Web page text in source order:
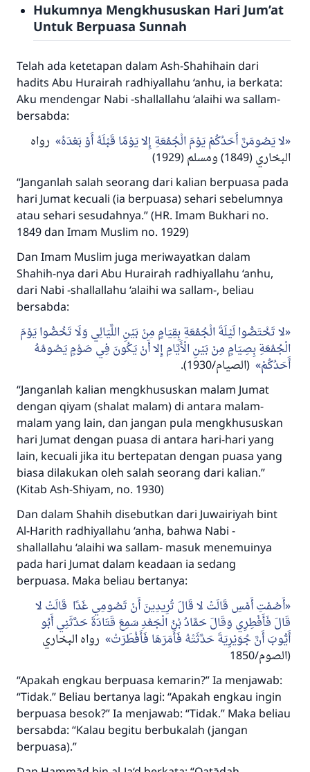
Hukumnya Mengkhususkan Hari Jum’at
Untuk Berpuasa Sunnah
Telah ada ketetapan dalam Ash-Shahihain dari
hadits Abu Hurairah radhiyallahu ‘anhu, ia berkata:
Aku mendengar Nabi -shallallahu ‘alaihi wa sallam-
bersabda:
لا يَصُومَنَّ أَحَدُكُمْ يَوْمَ الْجُمُعَةِ إِلا يَوْمًا قَبْلَهُ أَوْ بَعْدَهُ
رواه
البخاري (1849) ومسلم (1929)
“Janganlah salah seorang dari kalian berpuasa pada
hari Jumat kecuali (ia berpuasa) sehari sebelumnya
atau sehari sesudahnya.” (HR. Imam Bukhari no.
1849 dan Imam Muslim no. 1929)
Dan Imam Muslim juga meriwayatkan dalam
Shahih-nya dari Abu Hurairah radhiyallahu ‘anhu,
dari Nabi -shallallahu ‘alaihi wa sallam-, beliau
bersabda:
لا تَخْتَصُّوا لَيْلَةَ الْجُمُعَةِ بِقِيَامٍ مِنْ بَيْنِ اللَّيَالِي وَلَا تَخُصُّوا يَوْمَ
الْجُمُعَةِ بِصِيَامٍ مِنْ بَيْنِ الْأَيَّامِ إِلا أَنْ يَكُونَ فِي صَوْمٍ يَصُومُهُ
أَحَدُكُمْ
(الصيام/1930).
“Janganlah kalian mengkhususkan malam Jumat
dengan qiyam (shalat malam) di antara malam-
malam yang lain, dan jangan pula mengkhususkan
hari Jumat dengan puasa di antara hari-hari yang
lain, kecuali jika itu bertepatan dengan puasa yang
biasa dilakukan oleh salah seorang dari kalian.”
(Kitab Ash-Shiyam, no. 1930)
Dan dalam Shahih disebutkan dari Juwairiyah bint
Al-Harith radhiyallahu ‘anha, bahwa Nabi -
shallallahu ‘alaihi wa sallam- masuk menemuinya
pada hari Jumat dalam keadaan ia sedang
berpuasa. Maka beliau bertanya:
أَصُمْتِ أَمْسِ قَالَتْ لا قَالَ تُرِيدِينَ أَنْ تَصُومِي غَدًا قَالَتْ لا
قَالَ فَأَفْطِرِي وَقَالَ حَمَّادُ بْنُ الْجَعْدِ سَمِعَ قَتَادَةَ حَدَّثَنِي أَبُو
أَيُّوبَ أَنَّ جُوَيْرِيَةَ حَدَّثَتْهُ فَأَمَرَهَا فَأَفْطَرَتْ
رواه البخاري
(الصوم/1850
“Apakah engkau berpuasa kemarin?” Ia menjawab:
“Tidak.” Beliau bertanya lagi: “Apakah engkau ingin
berpuasa besok?” Ia menjawab: “Tidak.” Maka beliau
bersabda: “Kalau begitu berbukalah (jangan
berpuasa).”